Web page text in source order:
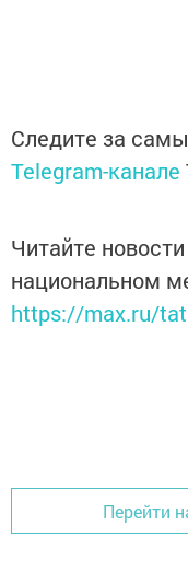
Следите за
Telegram-канале
Читайте
национальном
https://max.ru/
Перейти